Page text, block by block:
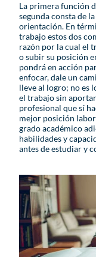
La primera función
segunda consta de
orientación. En
trabajo estos dos
razón por la cual el
o subir su posición
pondrá en acción
enfocar, dale un
lleve al logro; no es
el trabajo sin
profesional que sí
mejor posición
grado académico
habilidades y
antes de estudiar y